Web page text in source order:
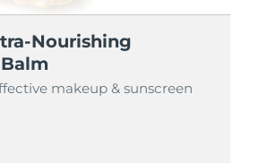
Nourishing
makeup & sunscreen